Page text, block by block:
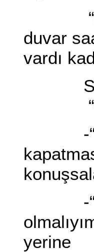
duvar
vardı
-
-
yerine